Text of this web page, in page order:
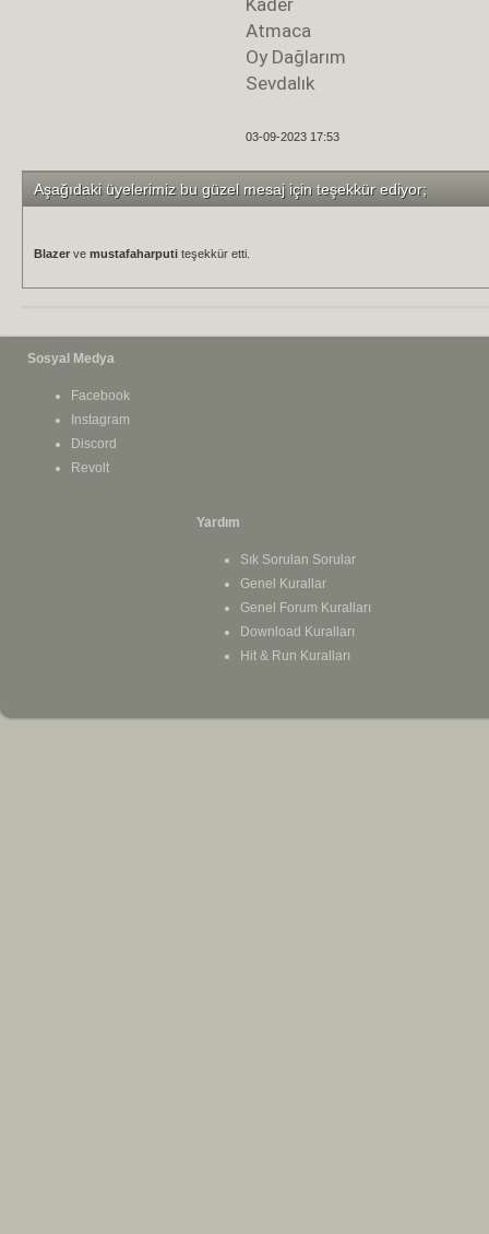
Kader
Atmaca
Oy Dağlarım
Sevdalık
03-09-2023 17:53
Aşağıdaki üyelerimiz bu güzel mesaj için teşekkür ediyor;
Blazer ve mustafaharputi teşekkür etti.
Sosyal Medya
Facebook
Instagram
Discord
Revolt
Yardım
Sık Sorulan Sorular
Genel Kurallar
Genel Forum Kuralları
Download Kuralları
Hit & Run Kuralları